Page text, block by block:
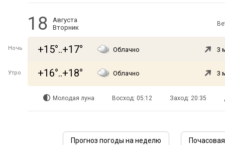
18
Августа
Вторник
Ночь +15°..+17° Облачно 3
Утро +16°..+18° Облачно 3
Молодая луна Восход: 05:12 Заход: 20:35
Прогноз погоды на неделю